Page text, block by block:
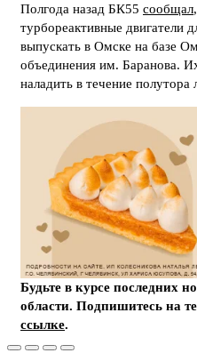
Полгода назад БК55 сообщал
турбореактивные двигатели
выпускать в Омске на базе
объединения им. Баранова.
наладить в течение полутора
Будьте в курсе последних
области. Подпишитесь на
ссылке.